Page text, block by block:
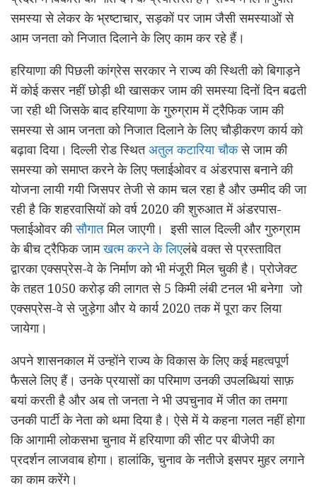
समस्या से लेकर के भ्रष्टाचार, सड़कों पर जाम जैसी समस्याओं से
आम जनता को निजात दिलाने के लिए काम कर रहे हैं।
हरियाणा की पिछली कांग्रेस सरकार ने राज्य की स्थिती को बिगाड़ने
में कोई कसर नहीं छोड़ी थी खासकर जाम की समस्या दिनों दिन बढती
जा रही थी जिसके बाद हरियाणा के गुरुग्राम में ट्रैफिक जाम की
समस्या से आम जनता को निजात दिलाने के लिए चौड़ीकरण कार्य को
बढ़ावा दिया। दिल्ली रोड स्थितअतुल कटारिया चौकसे जाम की
समस्या को समाप्त करने के लिए फ्लाईओवर व अंडरपास बनाने की
योजना लायी गयी जिसपर तेजी से काम चल रहा है और उम्मीद की जा
रही है कि शहरवासियों को वर्ष 2020 की शुरुआत में अंडरपास-
फ्लाईओवर कीसौगातमिल जाएगी। इसी साल दिल्ली और गुरुग्राम
के बीच ट्रैफिक जामखत्म करने के लिएलंबे वक्त से प्रस्तावित
द्वारका एक्सप्रेस-वे के निर्माण को भी मंजूरी मिल चुकी है। प्रोजेक्ट
के तहत 1050 करोड़ की लागत से 5 किमी लंबी टनल भी बनेगा जो
एक्सप्रेस-वे से जुड़ेगा और ये कार्य 2020 तक में पूरा कर लिया
जायेगा।
अपने शासनकाल में उन्होंने राज्य के विकास के लिए कई महत्वपूर्ण
फैसले लिए हैं। उनके प्रयासों का परिमाण उनकी उपलब्धियां साफ़
बयां करती है और अब तो जनता ने भी उपचुनाव में जीत का तमगा
उनकी पार्टी के नेता को थमा दिया है। ऐसे में ये कहना गलत नहीं होगा
कि आगामी लोकसभा चुनाव में हरियाणा की सीट पर बीजेपी का
प्रदर्शन लाजवाब होगा। हालांकि, चुनाव के नतीजे इसपर मुहर लगाने
का काम करेंगे।